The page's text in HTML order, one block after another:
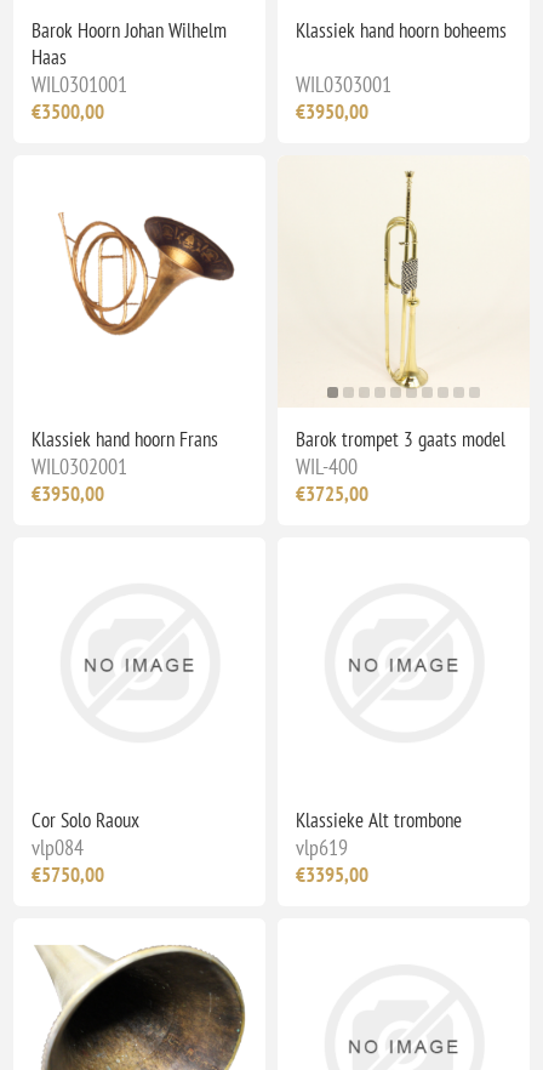
Barok Hoorn Johan Wilhelm
Haas
WIL0301001
€3500,00
Klassiek hand hoorn boheems
WIL0303001
€3950,00
Klassiek hand hoorn Frans
WIL0302001
€3950,00
Barok trompet 3 gaats model
WIL-400
€3725,00
Cor Solo Raoux
vlp084
€5750,00
Klassieke Alt trombone
vlp619
€3395,00